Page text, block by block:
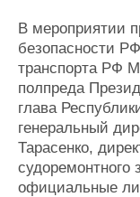
Реклама
Конференции
Выставки и
Личности
Словарь
В мероприятии
безопасности
транспорта РФ
полпреда
глава
генеральный
Тарасенко,
официальные